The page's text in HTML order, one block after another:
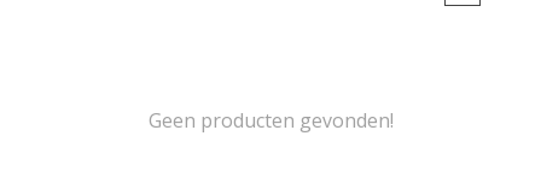
Geen producten gevonden!